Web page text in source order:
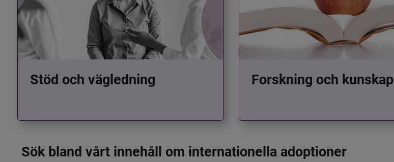
Stöd och vägledning Forskning och kunskap
Sök bland vårt innehåll om internationella adoptioner